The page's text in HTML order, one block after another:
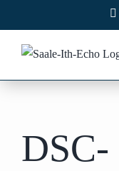
Inhalt
springen
DSC-